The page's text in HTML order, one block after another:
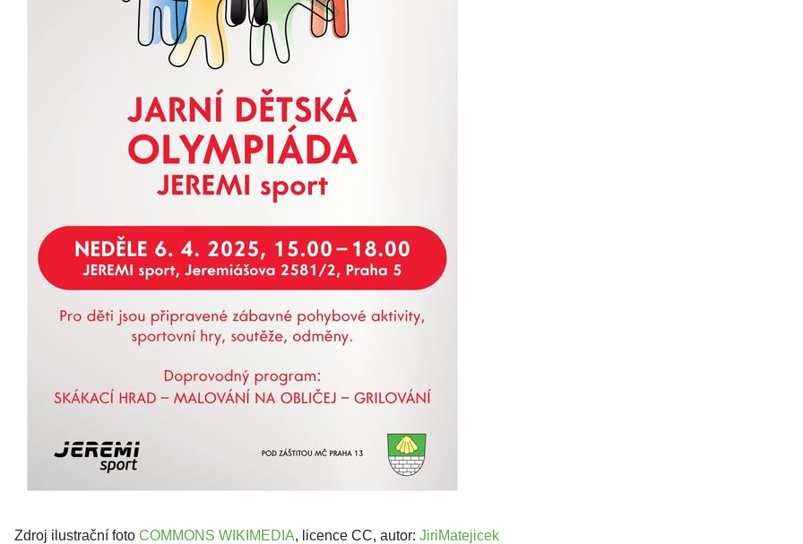
Zdroj ilustrační foto COMMONS WIKIMEDIA, licence CC, autor: JiriMatejicek